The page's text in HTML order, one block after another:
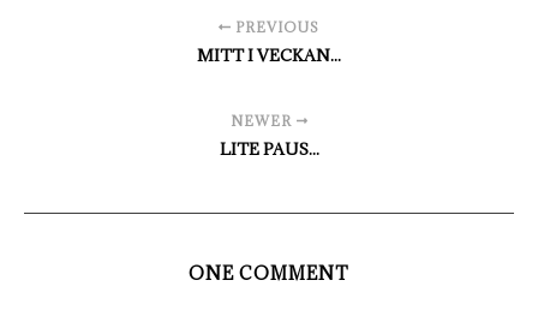
PREVIOUS
MITT I VECKAN...
NEWER
LITE PAUS...
ONE COMMENT